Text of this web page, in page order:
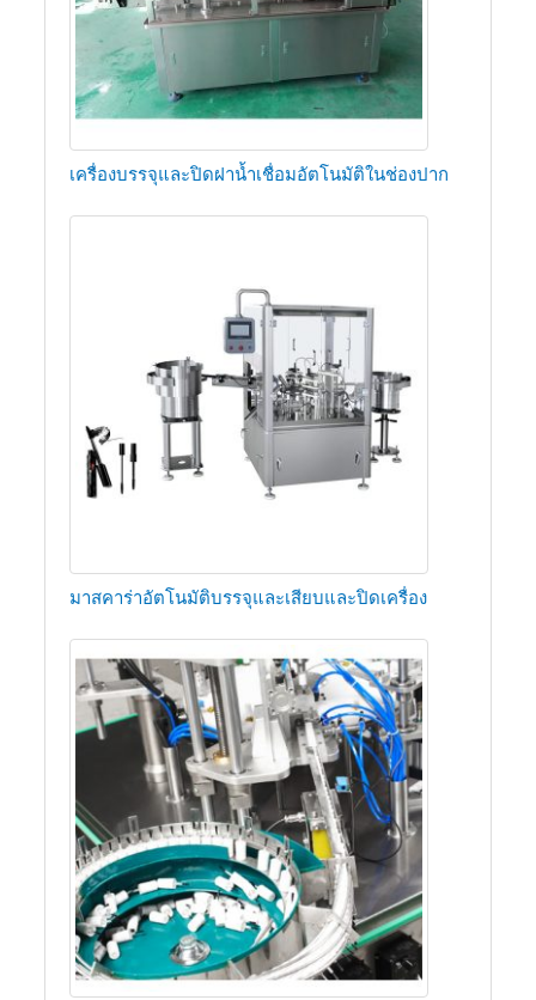
เครื่องบรรจุและปิดฝาน้ำเชื่อมอัตโนมัติในช่องปาก
มาสคาร่าอัตโนมัติบรรจุและเสียบและปิดเครื่อง